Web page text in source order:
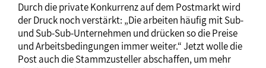
Durch die private Konkurrenz auf dem Postmarkt wird
der Druck noch verstärkt: „Die arbeiten häufig mit Sub-
und Sub-Sub-Unternehmen und drücken so die Preise
und Arbeitsbedingungen immer weiter.“ Jetzt wolle die
Post auch die Stammzusteller abschaffen, um mehr